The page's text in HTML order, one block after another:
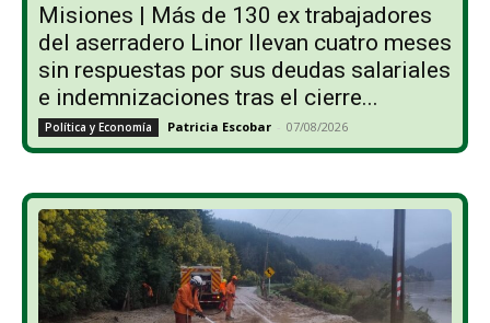
Misiones | Más de 130 ex trabajadores
del aserradero Linor llevan cuatro meses
sin respuestas por sus deudas salariales
e indemnizaciones tras el cierre...
Política y Economía Patricia Escobar - 07/08/2026